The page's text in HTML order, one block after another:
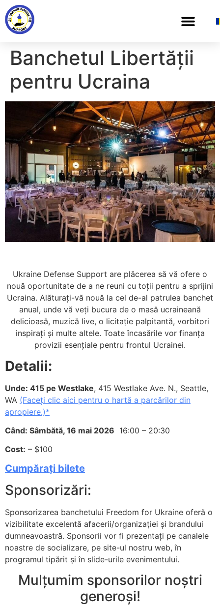
Banchetul Libertății
pentru Ucraina
Ukraine Defense Support are plăcerea să vă ofere o
nouă oportunitate de a ne reuni cu toții pentru a sprijini
Ucraina. Alăturați-vă nouă la cel de-al patrulea banchet
anual, unde vă veți bucura de o masă ucraineană
delicioasă, muzică live, o licitație palpitantă, vorbitori
inspirați și multe altele. Toate încasările vor finanța
provizii esențiale pentru frontul Ucrainei.
Detalii:
Unde: 415 pe Westlake, 415 Westlake Ave. N., Seattle,
WA (Faceți clic aici pentru o hartă a parcărilor din
apropiere.)*
Când: Sâmbătă, 16 mai 2026 16:00 – 20:30
Cost: – $100
Cumpărați bilete
Sponsorizări:
Sponsorizarea banchetului Freedom for Ukraine oferă o
vizibilitate excelentă afacerii/organizației și brandului
dumneavoastră. Sponsorii vor fi prezentați pe canalele
noastre de socializare, pe site-ul nostru web, în
programul tipărit și în slide-urile evenimentului.
Mulțumim sponsorilor noștri
generoși!